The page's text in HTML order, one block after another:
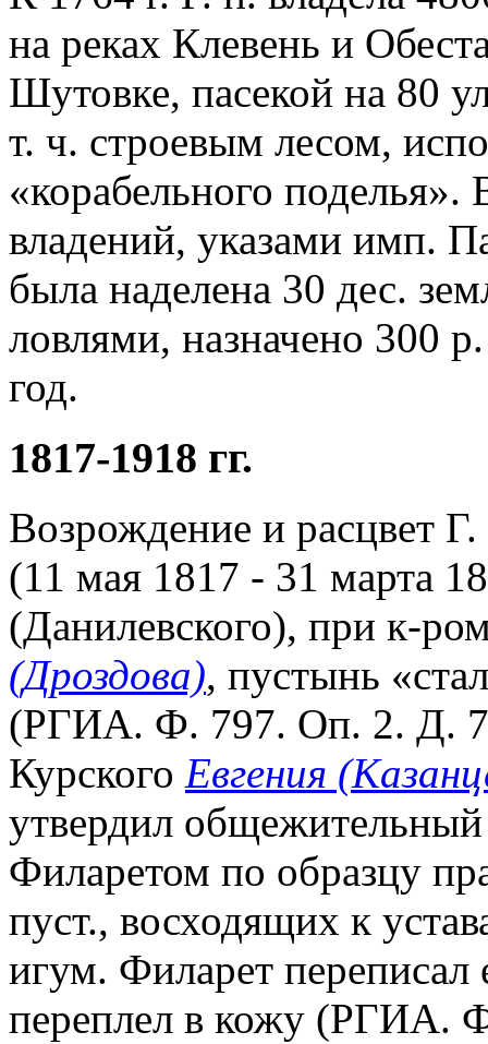
на реках Клевень и
Шутовке, пасекой на 80
т. ч. строевым лесом,
«корабельного
владений, указами имп.
была наделена 30 дес.
ловлями, назначено 300
год.
1817-1918 гг.
Возрождение и расцвет Г.
(11 мая 1817 - 31 марта
(Данилевского), при к-
(Дроздова), пустынь
(РГИА. Ф. 797. Оп. 2. Д.
Курского Евгения
утвердил
Филаретом по образцу
пуст., восходящих к
игум. Филарет
переплел в кожу (РГИА.